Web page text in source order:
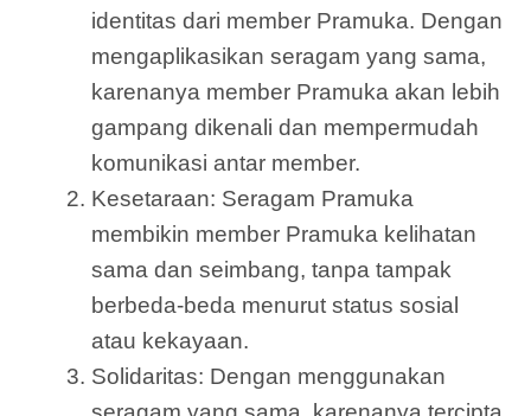
identitas dari member Pramuka. Dengan
mengaplikasikan seragam yang sama,
karenanya member Pramuka akan lebih
gampang dikenali dan mempermudah
komunikasi antar member.
Kesetaraan: Seragam Pramuka
membikin member Pramuka kelihatan
sama dan seimbang, tanpa tampak
berbeda-beda menurut status sosial
atau kekayaan.
Solidaritas: Dengan menggunakan